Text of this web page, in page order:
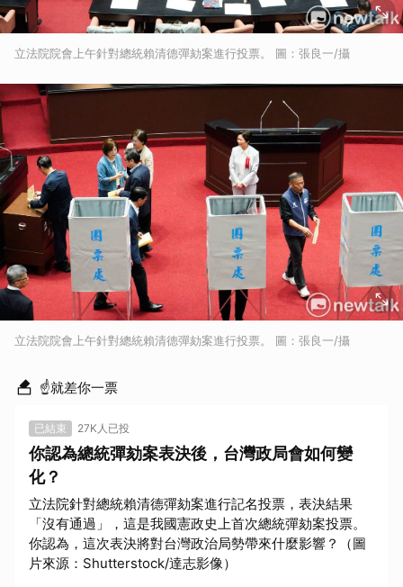
立法院院會上午針對總統賴清德彈劾案進行投票。 圖：張良一/攝
立法院院會上午針對總統賴清德彈劾案進行投票。 圖：張良一/攝
☝就差你一票
已結束 27K人已投
你認為總統彈劾案表決後，台灣政局會如何變
化？
立法院針對總統賴清德彈劾案進行記名投票，表決結果
「沒有通過」，這是我國憲政史上首次總統彈劾案投票。
你認為，這次表決將對台灣政治局勢帶來什麼影響？（圖
片來源：Shutterstock/達志影像）